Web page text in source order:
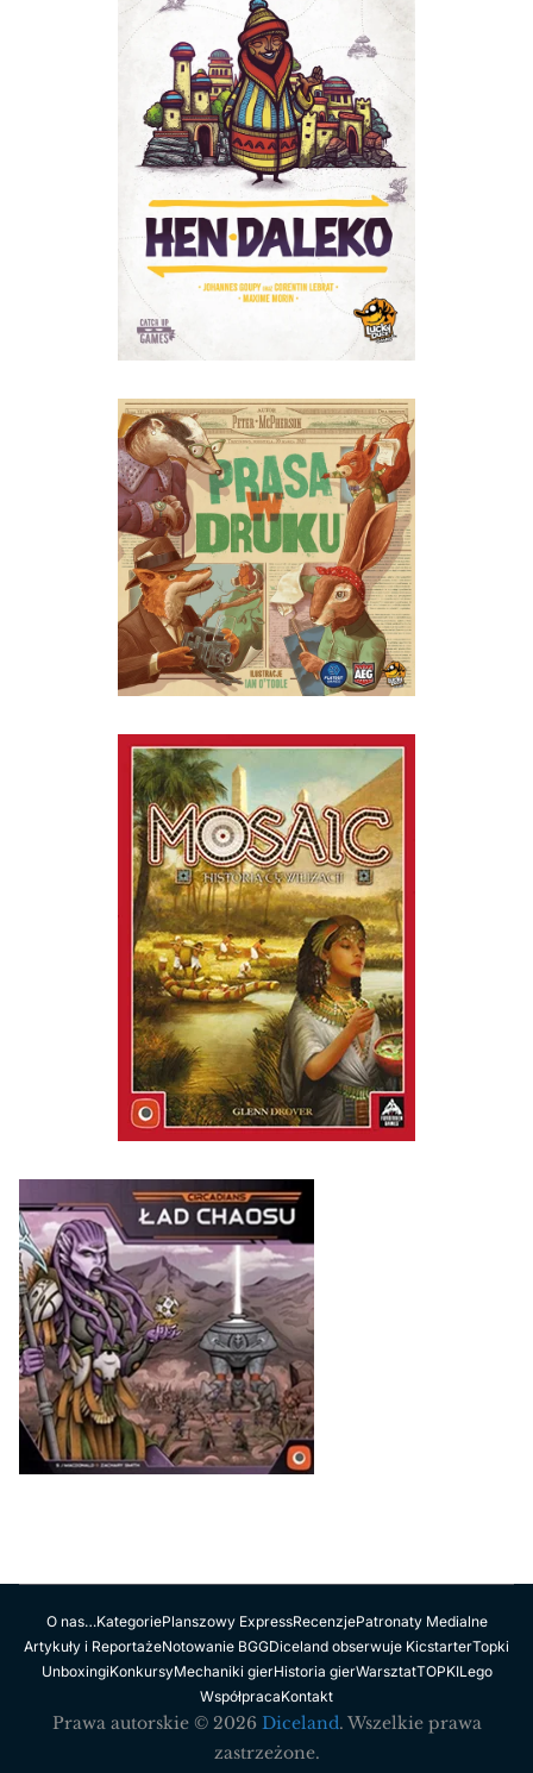
O nas…KategoriePlanszowy ExpressRecenzjePatronaty Medialne
Artykuły i ReportażeNotowanie BGGDiceland obserwuje KicstarterTopki
UnboxingiKonkursyMechaniki gierHistoria gierWarsztatTOPKILego
WspółpracaKontakt
Prawa autorskie © 2026 Diceland. Wszelkie prawa
zastrzeżone.